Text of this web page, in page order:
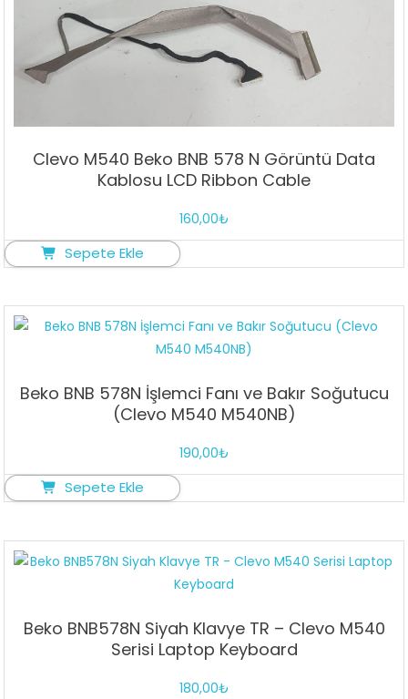
Clevo M540 Beko BNB 578 N Görüntü Data
Kablosu LCD Ribbon Cable
160,00₺
Sepete Ekle
Beko BNB 578N İşlemci Fanı ve Bakır Soğutucu
(Clevo M540 M540NB)
190,00₺
Sepete Ekle
Beko BNB578N Siyah Klavye TR – Clevo M540
Serisi Laptop Keyboard
180,00₺